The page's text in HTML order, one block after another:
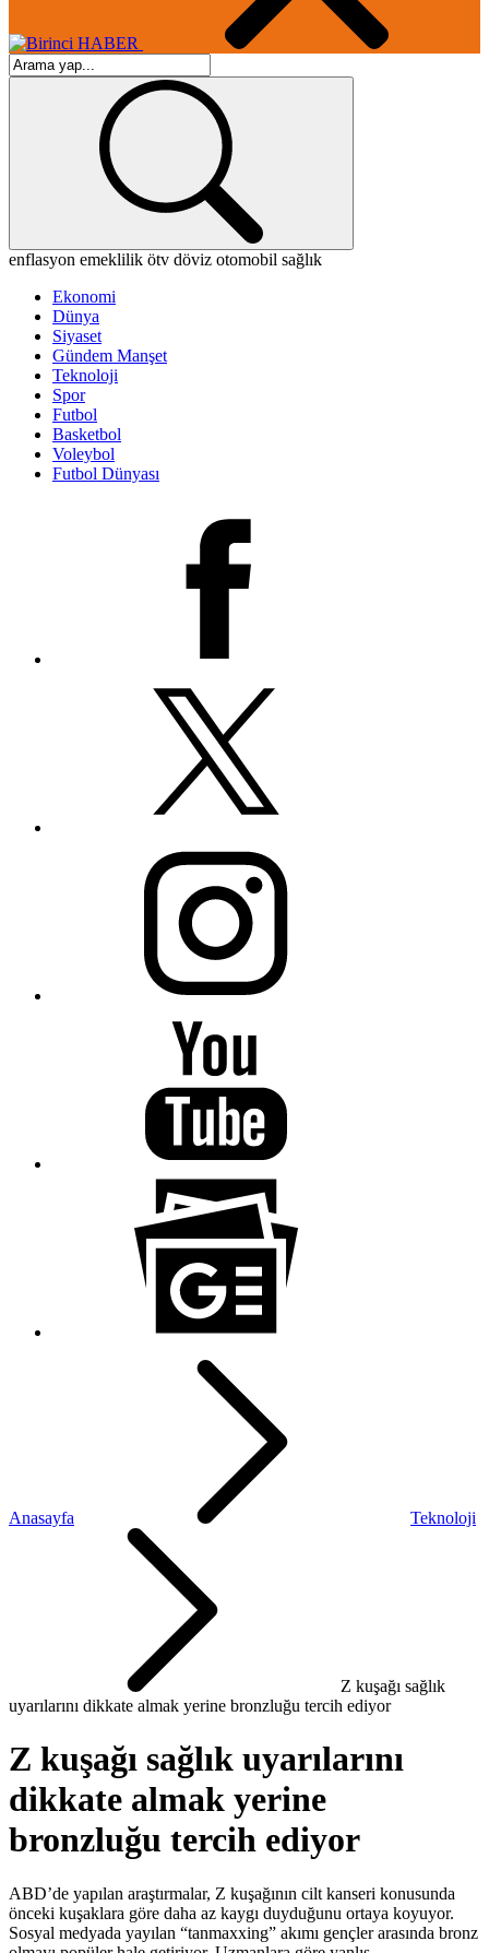
enflasyon emeklilik ötv döviz otomobil sağlık
Ekonomi
Dünya
Siyaset
Gündem Manşet
Teknoloji
Spor
Futbol
Basketbol
Voleybol
Futbol Dünyası
Anasayfa Teknoloji
Z kuşağı sağlık
uyarılarını dikkate almak yerine bronzluğu tercih ediyor
Z kuşağı sağlık uyarılarını
dikkate almak yerine
bronzluğu tercih ediyor
ABD’de yapılan araştırmalar, Z kuşağının cilt kanseri konusunda
önceki kuşaklara göre daha az kaygı duyduğunu ortaya koyuyor.
Sosyal medyada yayılan “tanmaxxing” akımı gençler arasında bronz